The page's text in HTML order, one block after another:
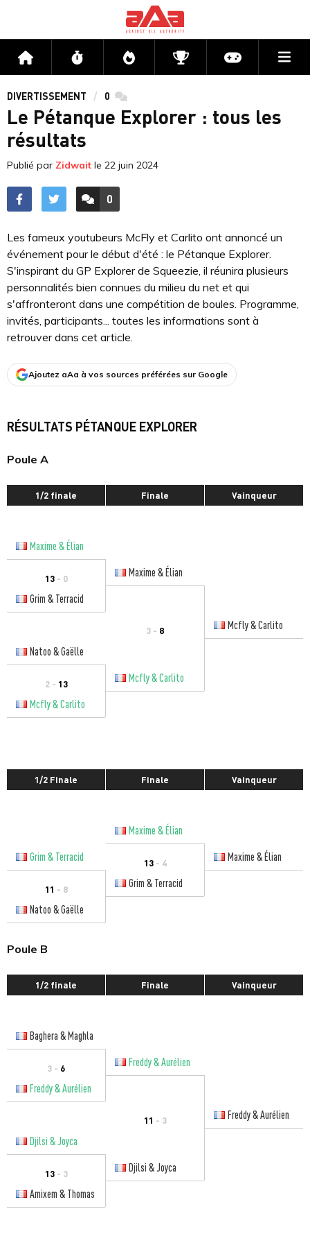
Accueil Flux Directs CompétitionsActu jeux
DIVERTISSEMENT 0 commentaires
Le Pétanque Explorer : tous les
résultats
Publié par Zidwait le 22 juin 2024
ACCÉDER AUX
0
COMMENTAIRES
Les fameux youtubeurs McFly et Carlito ont annoncé un
événement pour le début d'été : le Pétanque Explorer.
S'inspirant du GP Explorer de Squeezie, il réunira plusieurs
personnalités bien connues du milieu du net et qui
s'affronteront dans une compétition de boules. Programme,
invités, participants... toutes les informations sont à
retrouver dans cet article.
Ajoutez aAa à vos sources préférées sur Google
RÉSULTATS PÉTANQUE EXPLORER
Poule A
1/2 finale Finale Vainqueur
Maxime & Élian
13- 0
Maxime & Élian
Grim & Terracid
3 - 8
Mcfly & Carlito
Natoo & Gaëlle
2 - 13
Mcfly & Carlito
Mcfly & Carlito
1/2 Finale Finale Vainqueur
Maxime & Élian
Grim & Terracid
13- 4 Maxime & Élian
11 - 8
Grim & Terracid
Natoo & Gaëlle
Poule B
1/2 finale Finale Vainqueur
Baghera & Maghla
3 - 6
Freddy & Aurélien
Freddy & Aurélien
11 - 3
Freddy & Aurélien
Djilsi & Joyca
13- 3
Djilsi & Joyca
Amixem & Thomas